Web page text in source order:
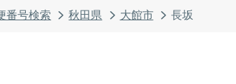
番号検索 秋田県 大館市 長坂